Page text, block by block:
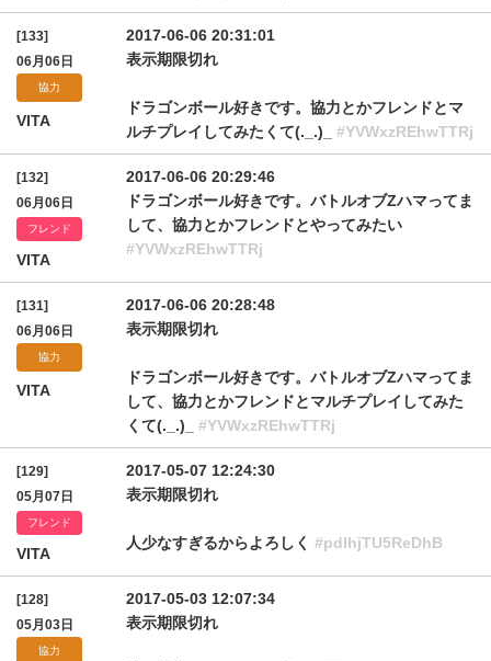
[133]
06月06日
協力
VITA
2017-06-06 20:31:01
表示期限切れ
ドラゴンボール好きです。協力とかフレンドとマ
ルチプレイしてみたくて(._.)_ #YVWxzREhwTTRj
[132]
06月06日
フレンド
VITA
2017-06-06 20:29:46
ドラゴンボール好きです。バトルオブZハマってま
して、協力とかフレンドとやってみたい
#YVWxzREhwTTRj
[131]
06月06日
協力
VITA
2017-06-06 20:28:48
表示期限切れ
ドラゴンボール好きです。バトルオブZハマってま
して、協力とかフレンドとマルチプレイしてみた
くて(._.)_ #YVWxzREhwTTRj
[129]
05月07日
フレンド
VITA
2017-05-07 12:24:30
表示期限切れ
人少なすぎるからよろしく #pdlhjTU5ReDhB
[128]
05月03日
協力
2017-05-03 12:07:34
表示期限切れ